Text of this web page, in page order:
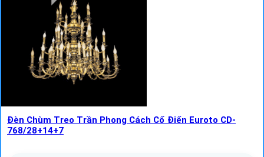
Đèn Chùm Treo Trần Phong Cách Cổ Điển Euroto CD-
768/28+14+7